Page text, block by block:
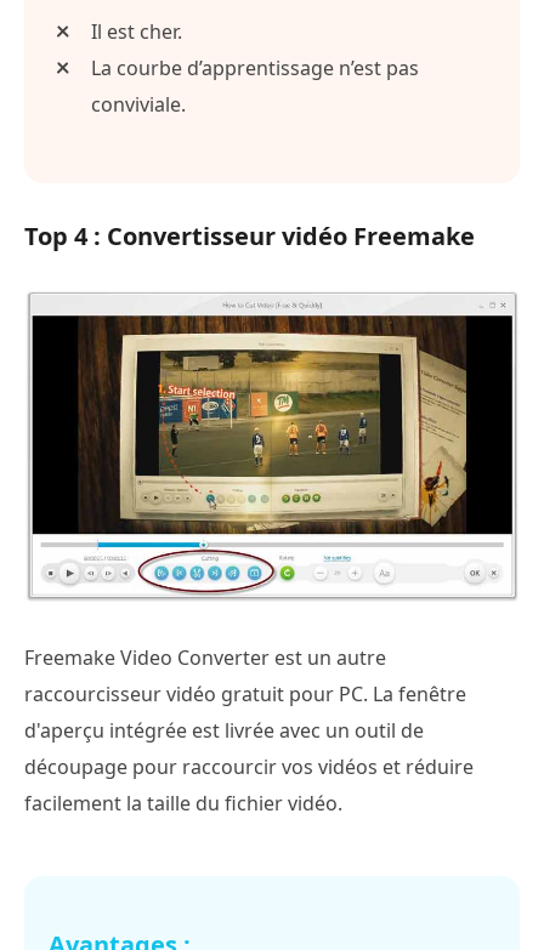
Il est cher.
La courbe d’apprentissage n’est pas
conviviale.
Top 4 : Convertisseur vidéo Freemake
Freemake Video Converter est un autre
raccourcisseur vidéo gratuit pour PC. La fenêtre
d'aperçu intégrée est livrée avec un outil de
découpage pour raccourcir vos vidéos et réduire
facilement la taille du fichier vidéo.